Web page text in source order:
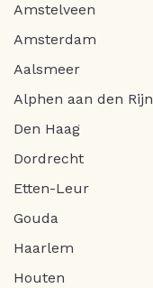
Amstelveen
Amsterdam
Aalsmeer
Alphen aan den Rijn
Den Haag
Dordrecht
Etten-Leur
Gouda
Haarlem
Houten